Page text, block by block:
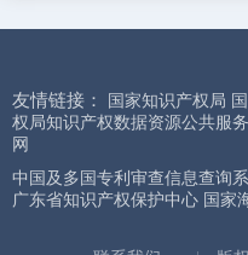
友情链接： 国家知识产权局
权局知识产权数据资源公共服
网
中国及多国专利审查信息查询
广东省知识产权保护中心 国家